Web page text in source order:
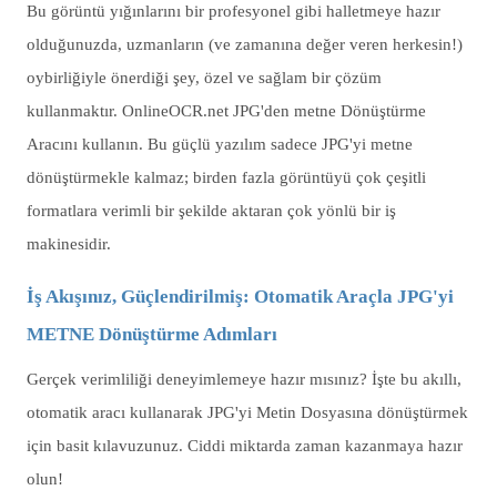
Bu görüntü yığınlarını bir profesyonel gibi halletmeye hazır
olduğunuzda, uzmanların (ve zamanına değer veren herkesin!)
oybirliğiyle önerdiği şey, özel ve sağlam bir çözüm
kullanmaktır. OnlineOCR.net JPG'den metne Dönüştürme
Aracını kullanın. Bu güçlü yazılım sadece JPG'yi metne
dönüştürmekle kalmaz; birden fazla görüntüyü çok çeşitli
formatlara verimli bir şekilde aktaran çok yönlü bir iş
makinesidir.
İş Akışınız, Güçlendirilmiş: Otomatik Araçla JPG'yi
METNE Dönüştürme Adımları
Gerçek verimliliği deneyimlemeye hazır mısınız? İşte bu akıllı,
otomatik aracı kullanarak JPG'yi Metin Dosyasına dönüştürmek
için basit kılavuzunuz. Ciddi miktarda zaman kazanmaya hazır
olun!